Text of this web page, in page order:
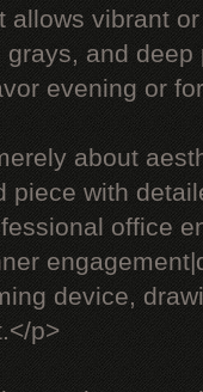
allows vibrant
and
evening or
about
piece with
office
device,
p>